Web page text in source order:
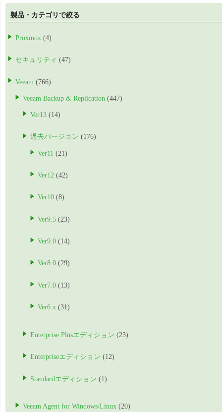
製品・カテゴリで絞る
Proxmox (4)
セキュリティ (47)
Veeam (766)
Veeam Backup & Replication (447)
Ver13 (14)
過去バージョン (176)
Ver11 (21)
Ver12 (42)
Ver10 (8)
Ver9.5 (23)
Ver9.0 (14)
Ver8.0 (29)
Ver7.0 (13)
Ver6.x (31)
Enterprise Plusエディション (23)
Enterpriseエディション (12)
Standardエディション (1)
Veeam Agent for Windows/Linux (20)